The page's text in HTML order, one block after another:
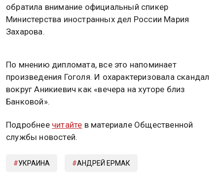
обратила внимание официальный спикер
Министерства иностранных дел России Мария
Захарова.
По мнению дипломата, все это напоминает
произведения Гоголя. И охарактеризовала скандал
вокруг Аникиевич как «вечера на хуторе близ
Банковой».
Подробнее читайте в материале Общественной
службы новостей.
УКРАИНА АНДРЕЙ ЕРМАК